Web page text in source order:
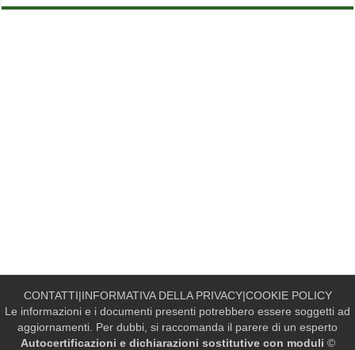
CONTATTI|INFORMATIVA DELLA PRIVACY|COOKIE POLICY
Le informazioni e i documenti presenti potrebbero essere soggetti ad
aggiornamenti. Per dubbi, si raccomanda il parere di un esperto
Autocertificazioni e dichiarazioni sostitutive con moduli ©